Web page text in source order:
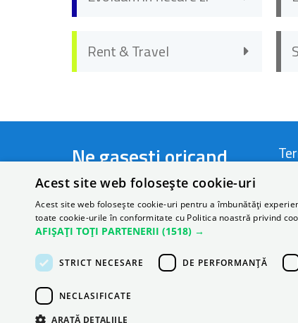
Rent & Travel
Ne gasesti oricand
Telefon:+40 721 44 22 66
Email:rezervari@autonom.com
Acest site web folosește cookie-uri
Acest site web folosește cookie-uri pentru a îmbunătăți
toate cookie-urile în conformitate cu Politica noastră privind
AFIȘAȚI TOȚI PARTENERII (1518) →
STRICT NECESARE DE PERFORMANȚĂ
NECLASIFICATE
ARATĂ DETALIILE